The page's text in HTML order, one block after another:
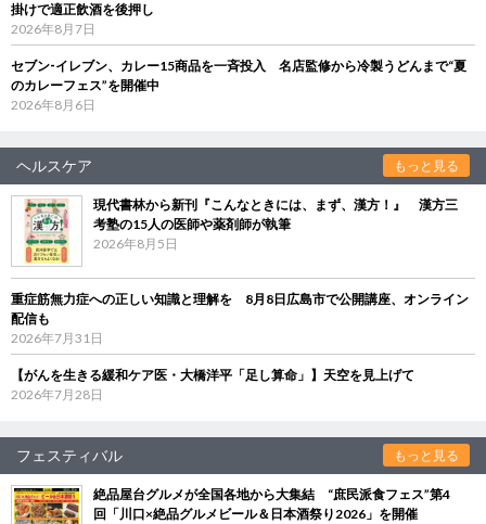
掛けで適正飲酒を後押し
2026年8月7日
セブン‐イレブン、カレー15商品を一斉投入 名店監修から冷製うどんまで“夏
のカレーフェス”を開催中
2026年8月6日
ヘルスケア もっと見る
現代書林から新刊『こんなときには、まず、漢方！』 漢方三
考塾の15人の医師や薬剤師が執筆
2026年8月5日
重症筋無力症への正しい知識と理解を 8月8日広島市で公開講座、オンライン
配信も
2026年7月31日
【がんを生きる緩和ケア医・大橋洋平「足し算命」】天空を見上げて
2026年7月28日
フェスティバル もっと見る
絶品屋台グルメが全国各地から大集結 “庶民派食フェス”第4
回「川口×絶品グルメビール＆日本酒祭り2026」を開催